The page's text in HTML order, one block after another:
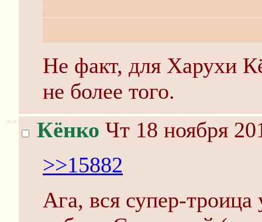
Не факт, для Харухи
не более того.
>> Кёнко Чт 18 ноября
>>15882
Ага, вся супер-